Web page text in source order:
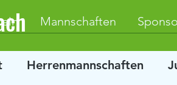
Mannschaften
Herrenmannschaften